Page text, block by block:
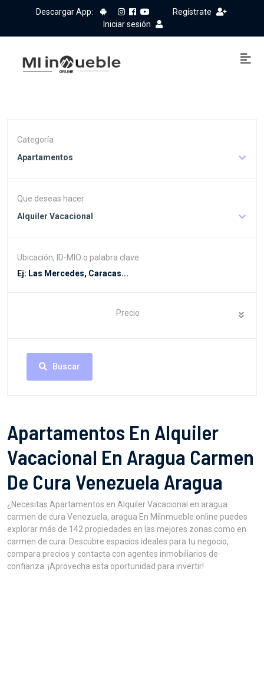
Descargar App:
Regístrate
Iniciar sesión
Categoría
Apartamentos
Que deseas hacer
Alquiler Vacacional
Ubicación, ID-MIO o palabra clave
Precio
Buscar
Apartamentos En Alquiler
Vacacional En Aragua Carmen
De Cura Venezuela Aragua
¿Necesitas Apartamentos en Alquiler Vacacional en aragua
carmen de cura Venezuela, aragua En MiInmueble.online puedes
explorar más de 142 propiedades en las mejores zonas como en
carmen de cura. Descubre espacios ideales para tu negocio,
compara precios y contacta con agentes inmobiliarios de
confianza. ¡Aprovecha esta oportunidad para invertir!